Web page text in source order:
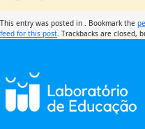
This entry was posted in . Bookmark the
feed for this post . Trackbacks are closed,